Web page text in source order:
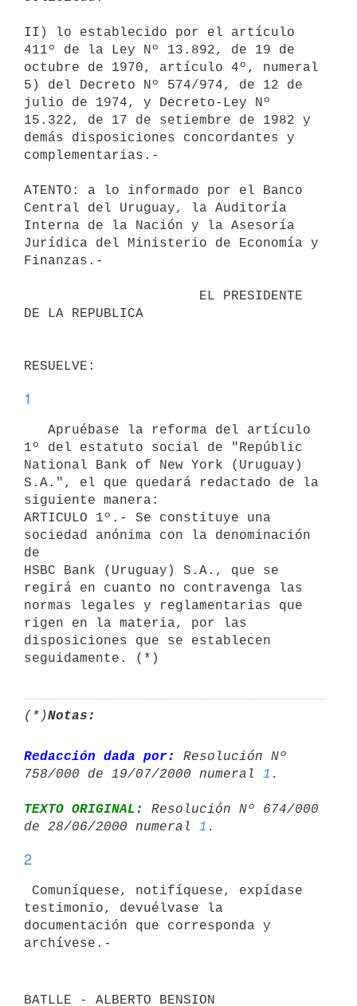
II) lo establecido por el artículo
411º de la Ley Nº 13.892, de 19 de
octubre de 1970, artículo 4º, numeral
5) del Decreto Nº 574/974, de 12 de
julio de 1974, y Decreto-Ley Nº
15.322, de 17 de setiembre de 1982 y
demás disposiciones concordantes y
complementarias.-
ATENTO: a lo informado por el Banco
Central del Uruguay, la Auditoría
Interna de la Nación y la Asesoría
Jurídica del Ministerio de Economía y
Finanzas.-
DE LA REPUBLICA
1
1º del estatuto social de "Repúblic
National Bank of New York (Uruguay)
S.A.", el que quedará redactado de la
siguiente manera:
ARTICULO 1º.- Se constituye una
sociedad anónima con la denominación
de
HSBC Bank (Uruguay) S.A., que se
regirá en cuanto no contravenga las
normas legales y reglamentarias que
rigen en la materia, por las
disposiciones que se establecen
(*)Notas:
Redacción dada por:
Resolución Nº
758/000 de 19/07/2000 numeral 1
TEXTO ORIGINAL:
Resolución Nº 674/000
de 28/06/2000 numeral 1
2
testimonio, devuélvase la
documentación que corresponda y